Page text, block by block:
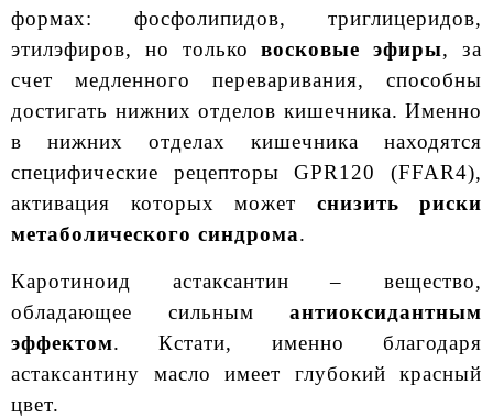
формах: фосфолипидов, триглицеридов,
этилэфиров, но тольковосковые эфиры, за
счет медленного переваривания, способны
достигать нижних отделов кишечника. Именно
в нижних отделах кишечника находятся
специфические рецепторы GPR120 (FFAR4),
активация которых может снизить риски
метаболического синдрома.
Каротиноид астаксантин – вещество,
обладающее сильным антиоксидантным
эффектом. Кстати, именно благодаря
астаксантину масло имеет глубокий красный
цвет.